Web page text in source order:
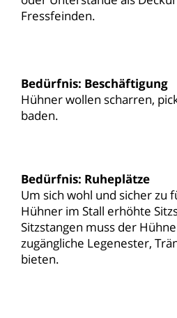
Fressfeinden.
Bedürfnis: Beschäftigung
Hühner wollen scharren,
baden.
Bedürfnis: Ruheplätze
Um sich wohl und sicher zu
Hühner im Stall erhöhte
Sitzstangen muss der
zugängliche Legenester,
bieten.